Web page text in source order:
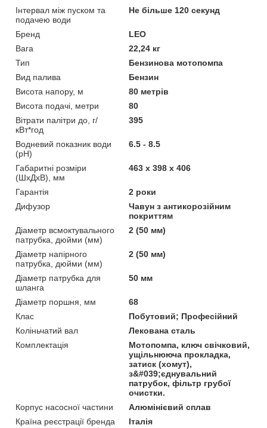
Інтервал між пуском та
подачею води
Не більше 120 секунд
Бренд
LEO
Вага
22,24 кг
Тип
Бензинова мотопомпа
Вид палива
Бензин
Висота напору, м
80 метрів
Висота подачі, метри
80
Вітрати палітри до, г/
кВт*год
395
Водневий показник води
(рН)
6.5 - 8.5
Габаритні розміри
(ШхДхВ), мм
463 х 398 х 406
Гарантія
2 роки
Дифузор
Чавун з антикорозійним
покриттям
Діаметр всмоктувального
патрубка, дюйми (мм)
2 (50 мм)
Діаметр напірного
патрубка, дюйми (мм)
2 (50 мм)
Діаметр патрубка для
шланга
50 мм
Діаметр поршня, мм
68
Клас
Побутовий; Професійний
Коліньчатий вал
Лекована сталь
Комплектація
Мотопомпа, ключ свічковий,
ущільнююча прокладка,
затиск (хомут),
з&#039;єднувальний
патрубок, фільтр грубої
очистки.
Корпус насосної частини
Алюмінієвий сплав
Країна реєстрації бренда
Італія